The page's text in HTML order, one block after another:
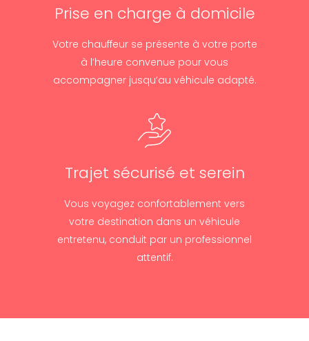
Prise en charge à domicile
Votre chauffeur se présente à votre porte
à l’heure convenue pour vous
accompagner jusqu’au véhicule adapté.
Trajet sécurisé et serein
Vous voyagez confortablement vers
votre destination dans un véhicule
entretenu, conduit par un professionnel
attentif.